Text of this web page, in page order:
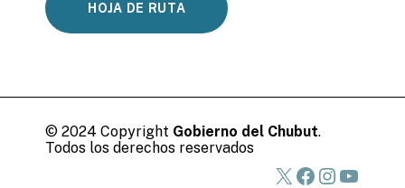
HOJA DE RUTA
© 2024 Copyright Gobierno del Chubut.
Todos los derechos reservados
X Facebook